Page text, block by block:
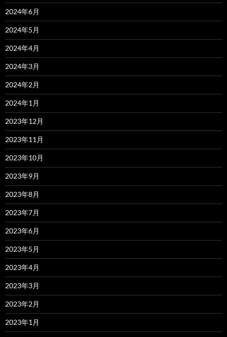
2024年6月
2024年5月
2024年4月
2024年3月
2024年2月
2024年1月
2023年12月
2023年11月
2023年10月
2023年9月
2023年8月
2023年7月
2023年6月
2023年5月
2023年4月
2023年3月
2023年2月
2023年1月